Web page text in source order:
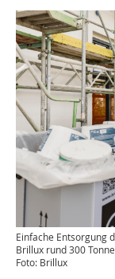
Einfache Entsorgung
Brillux rund 300
Foto: Brillux